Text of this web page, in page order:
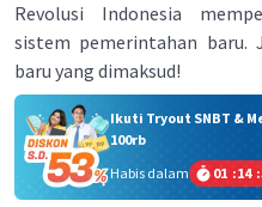
Revolusi Indonesia
sistem pemerintahan baru.
baru yang dimaksud!
Ikuti Tryout SNBT &
100rb
Habis dalam
01 :14 :